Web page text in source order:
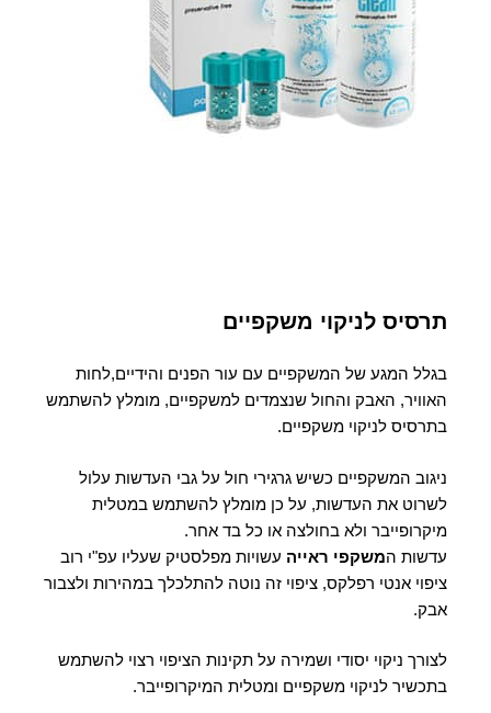
תרסיס לניקוי משקפיים
בגלל המגע של המשקפיים עם עור הפנים והידיים,לחות
האוויר, האבק והחול שנצמדים למשקפיים, מומלץ להשתמש
בתרסיס לניקוי משקפיים.
ניגוב המשקפיים כשיש גרגירי חול על גבי העדשות עלול
לשרוט את העדשות, על כן מומלץ להשתמש במטלית
מיקרופייבר ולא בחולצה או כל בד אחר.
עדשות המשקפי ראייהעשויות מפלסטיק שעליו עפ"י רוב
ציפוי אנטי רפלקס, ציפוי זה נוטה להתלכלך במהירות ולצבור
אבק.
לצורך ניקוי יסודי ושמירה על תקינות הציפוי רצוי להשתמש
בתכשיר לניקוי משקפיים ומטלית המיקרופייבר.